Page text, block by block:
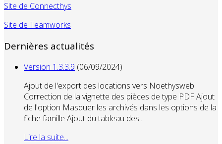
Site de Connecthys
Site de Teamworks
Dernières actualités
Version 1.3.3.9 (06/09/2024)
Ajout de l'export des locations vers Noethysweb
Correction de la vignette des pièces de type PDF Ajout
de l'option Masquer les archivés dans les options de la
fiche famille Ajout du tableau des...
Lire la suite...